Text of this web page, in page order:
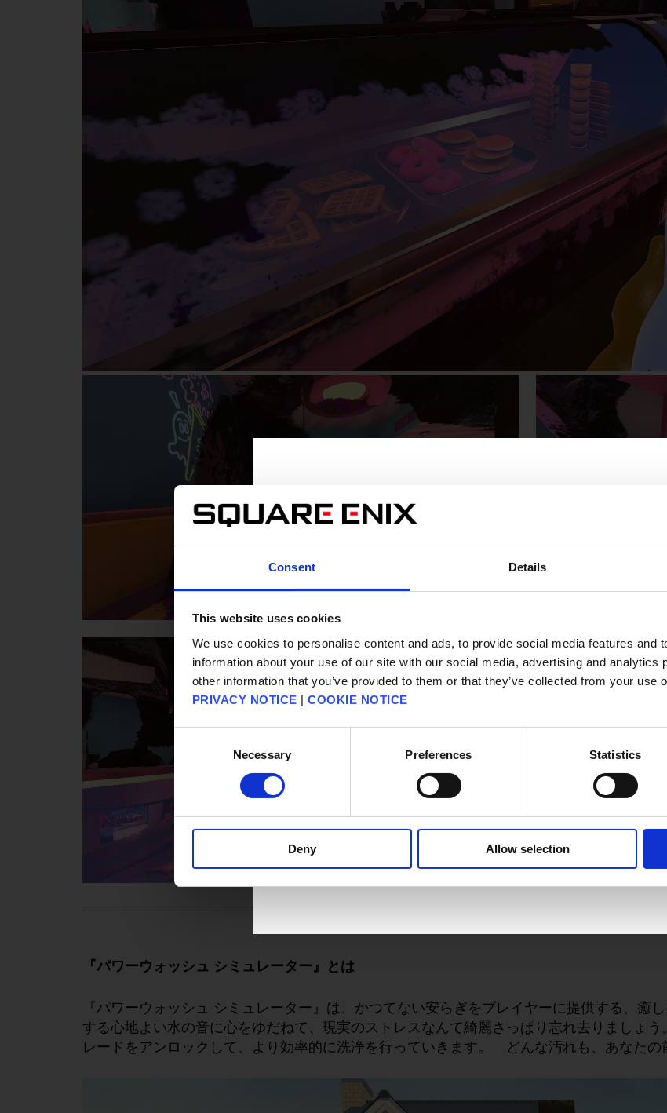
Consent Details
This website uses cookies
We use cookies to personalise content and ads, to provide social media features and
information about your use of our site with our social media, advertising and analytics
other information that you’ve provided to them or that they’ve collected from your use
PRIVACY NOTICE | COOKIE NOTICE
Necessary Preferences Statistics
Deny Allow selection
『パワーウォッシュ シミュレーター』とは​
『パワーウォッシュ シミュレーター』は、かつてない安らぎをプレイヤーに提供する、
する心地よい水の音に心をゆだねて、現実のストレスなんて綺麗さっぱり忘れ去りましょ
レードをアンロックして、より効率的に洗浄を行っていきます。 どんな汚れも、あなたの
販売エリアを選択してください。
Please select a sales area.
판매지역을 선택해주세요.